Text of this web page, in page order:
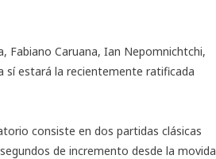
Fabiano Caruana, Ian Nepomnichtchi,
sí estará la recientemente ratificada
consiste en dos partidas clásicas
de incremento desde la movida